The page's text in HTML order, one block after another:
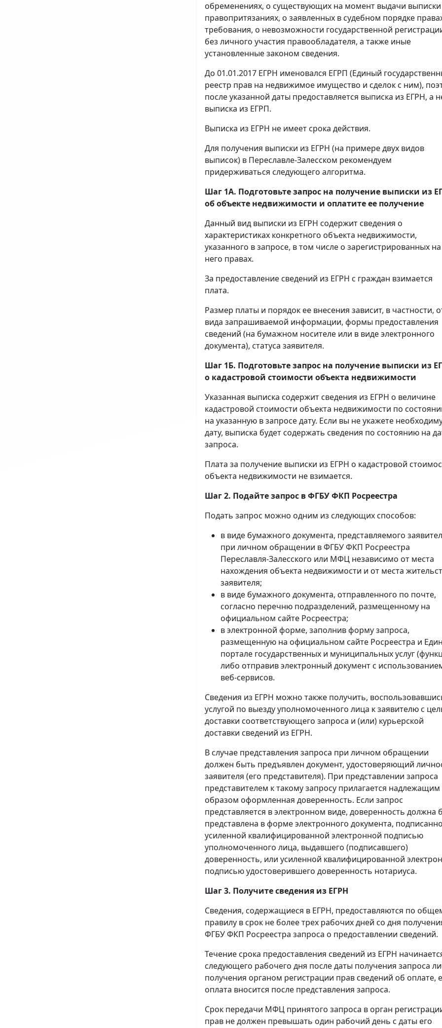
обременениях, о существующих на момент выдачи выписки
правопритязаниях, о заявленных в судебном порядке
требования, о невозможности государственной
без личного участия правообладателя, а также иные
установленные законом сведения.
До 01.01.2017 ЕГРН именовался ЕГРП (Единый
реестр прав на недвижимое имущество и сделок с ним),
после указанной даты предоставляется выписка из ЕГРН, а
выписка из ЕГРП.
Выписка из ЕГРН не имеет срока действия.
Для получения выписки из ЕГРН (на примере двух видов
выписок) в Переславле-Залесском рекомендуем
придерживаться следующего алгоритма.
Шаг 1А. Подготовьте запрос на получение выписки из
об объекте недвижимости и оплатите ее получение
Данный вид выписки из ЕГРН содержит сведения о
характеристиках конкретного объекта недвижимости,
указанного в запросе, в том числе о зарегистрированных на
него правах.
За предоставление сведений из ЕГРН с граждан взимается
плата.
Размер платы и порядок ее внесения зависит, в частности,
вида запрашиваемой информации, формы предоставления
сведений (на бумажном носителе или в виде электронного
документа), статуса заявителя.
Шаг 1Б. Подготовьте запрос на получение выписки из
о кадастровой стоимости объекта недвижимости
Указанная выписка содержит сведения из ЕГРН о величине
кадастровой стоимости объекта недвижимости по
на указанную в запросе дату. Если вы не укажете
дату, выписка будет содержать сведения по состоянию на
запроса.
Плата за получение выписки из ЕГРН о кадастровой
объекта недвижимости не взимается.
Шаг 2. Подайте запрос в ФГБУ ФКП Росреестра
Подать запрос можно одним из следующих способов:
в виде бумажного документа, представляемого
при личном обращении в ФГБУ ФКП Росреестра
Переславля-Залесского или МФЦ независимо от места
нахождения объекта недвижимости и от места
заявителя;
в виде бумажного документа, отправленного по почте,
согласно перечню подразделений, размещенному на
официальном сайте Росреестра;
в электронной форме, заполнив форму запроса,
размещенную на официальном сайте Росреестра и
портале государственных и муниципальных услуг
либо отправив электронный документ с
веб-сервисов.
Сведения из ЕГРН можно также получить,
услугой по выезду уполномоченного лица к заявителю с
доставки соответствующего запроса и (или) курьерской
доставки сведений из ЕГРН.
В случае представления запроса при личном обращении
должен быть предъявлен документ, удостоверяющий
заявителя (его представителя). При представлении запроса
представителем к такому запросу прилагается надлежащим
образом оформленная доверенность. Если запрос
представляется в электронном виде, доверенность должна
представлена в форме электронного документа,
усиленной квалифицированной электронной подписью
уполномоченного лица, выдавшего (подписавшего)
доверенность, или усиленной квалифицированной
подписью удостоверившего доверенность нотариуса.
Шаг 3. Получите сведения из ЕГРН
Сведения, содержащиеся в ЕГРН, предоставляются по
правилу в срок не более трех рабочих дней со дня
ФГБУ ФКП Росреестра запроса о предоставлении сведений.
Течение срока предоставления сведений из ЕГРН
следующего рабочего дня после даты получения запроса
получения органом регистрации прав сведений об оплате,
оплата вносится после представления запроса.
Срок передачи МФЦ принятого запроса в орган
прав не должен превышать один рабочий день с даты его